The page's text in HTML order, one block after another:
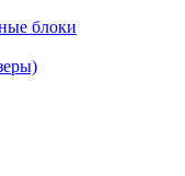
блоки